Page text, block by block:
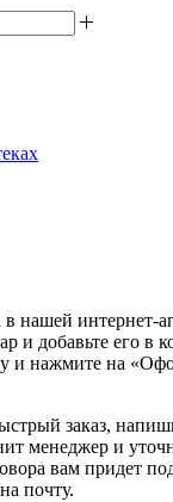
нашей интернет-
и добавьте его в
и нажмите на
заказ,
менеджер и
вам придет
почту.